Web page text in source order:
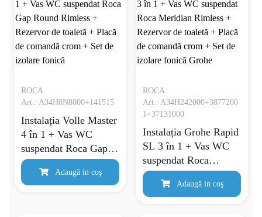
ROCA
Art.: A34H0N8000+141515
Instalația Volle Master
4 în 1 + Vas WC
suspendat Roca Gap
Round Rimless +
Rezervor de toaletă +
Adaugă in coş
ROCA
Art.: A34H242000+3877200
1+37131000
Instalația Grohe Rapid
SL 3 în 1 + Vas WC
suspendat Roca
Meridian Rimless +
Rezervor de toaletă +
Adaugă in coş